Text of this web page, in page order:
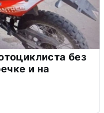
без
и на